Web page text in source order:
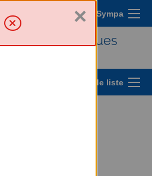
Menu Sympa
des techniques
Options de liste
×